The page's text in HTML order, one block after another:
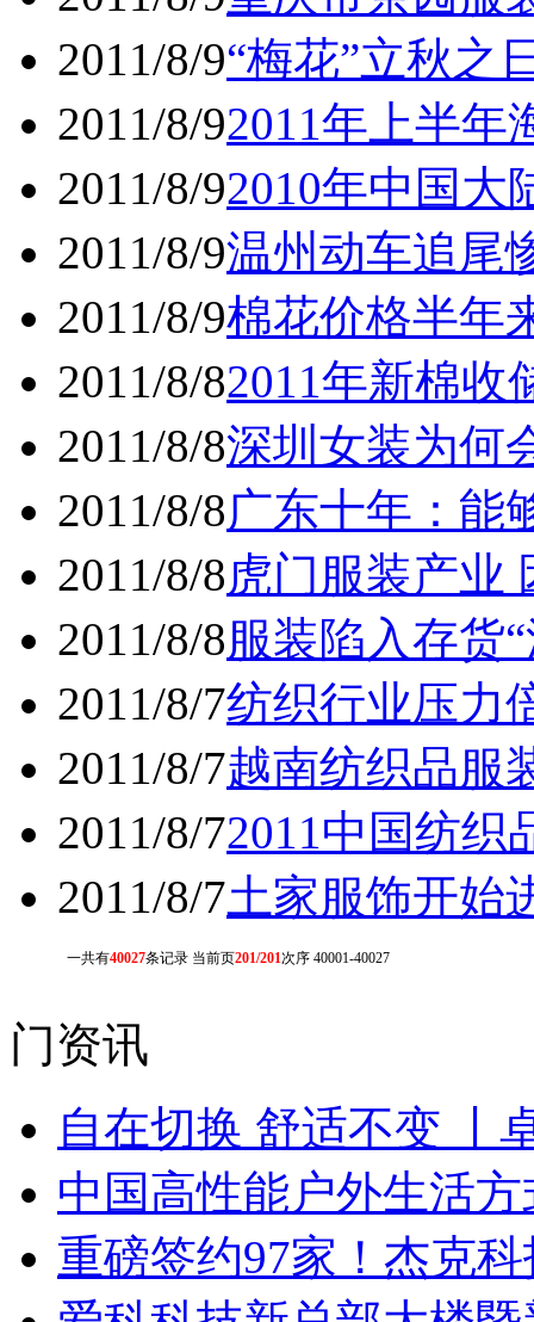
2011/8/9“梅花”立秋之
2011/8/92011年上半年
2011/8/92010年中国大
2011/8/9温州动车追尾
2011/8/9棉花价格半年
2011/8/82011年新棉收
2011/8/8深圳女装为何
2011/8/8广东十年：能
2011/8/8虎门服装产业
2011/8/8服装陷入存货
2011/8/7纺织行业压力
2011/8/7越南纺织品服
2011/8/72011中国纺织
2011/8/7土家服饰开始
一共有40027条记录 当前页201/201次序 40001-40027
门资讯
自在切换 舒适不变 丨
中国高性能户外生活
重磅签约97家！杰克